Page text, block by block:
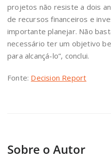
projetos não resiste a dois
de recursos financeiros e
importante planejar. Não
necessário ter um objetivo
para alcançá-lo”, conclui.
Fonte: Decision Report
Sobre o Autor